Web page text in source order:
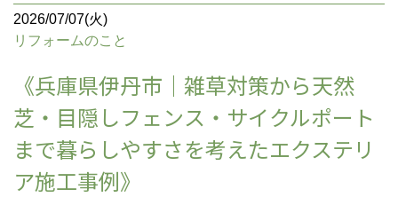
2026/07/07(火)
リフォームのこと
《兵庫県伊丹市｜雑草対策から天然
芝・目隠しフェンス・サイクルポート
まで暮らしやすさを考えたエクステリ
ア施工事例》